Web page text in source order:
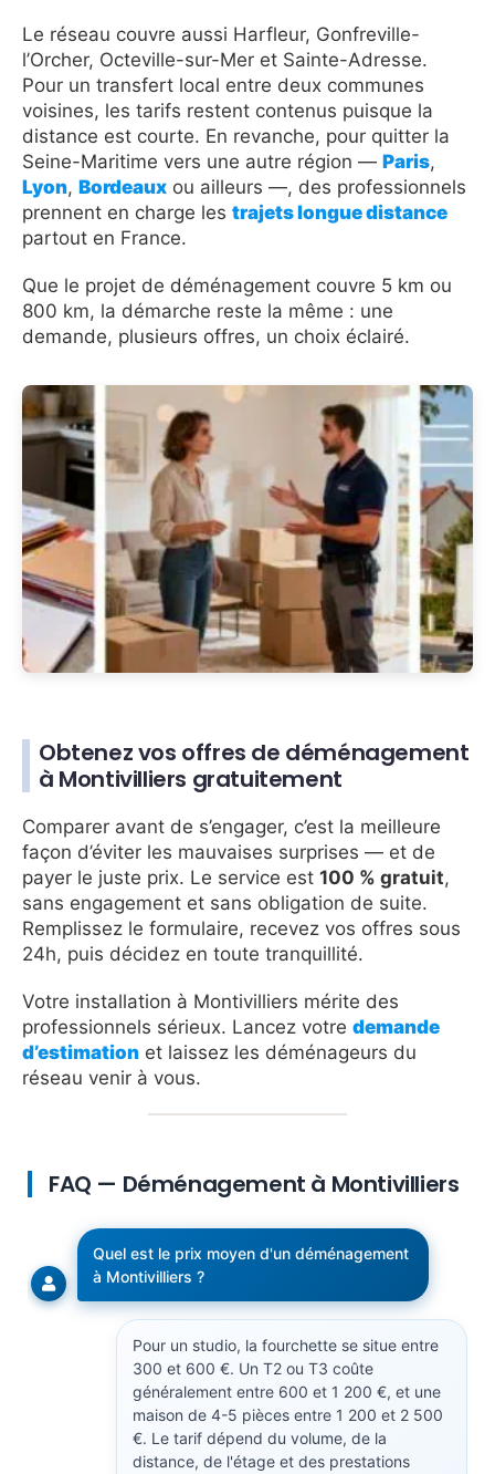
Le réseau couvre aussi Harfleur, Gonfreville-
l’Orcher, Octeville-sur-Mer et Sainte-Adresse.
Pour un transfert local entre deux communes
voisines, les tarifs restent contenus puisque la
distance est courte. En revanche, pour quitter la
Seine-Maritime vers une autre région — Paris,
Lyon, Bordeaux ou ailleurs —, des professionnels
prennent en charge les trajets longue distance
partout en France.
Que le projet de déménagement couvre 5 km ou
800 km, la démarche reste la même : une
demande, plusieurs offres, un choix éclairé.
Obtenez vos offres de déménagement
à Montivilliers gratuitement
Comparer avant de s’engager, c’est la meilleure
façon d’éviter les mauvaises surprises — et de
payer le juste prix. Le service est 100 % gratuit,
sans engagement et sans obligation de suite.
Remplissez le formulaire, recevez vos offres sous
24h, puis décidez en toute tranquillité.
Votre installation à Montivilliers mérite des
professionnels sérieux. Lancez votre demande
d’estimation et laissez les déménageurs du
réseau venir à vous.
FAQ — Déménagement à Montivilliers
Quel est le prix moyen d'un déménagement
à Montivilliers ?
Pour un studio, la fourchette se situe entre
300 et 600 €. Un T2 ou T3 coûte
généralement entre 600 et 1 200 €, et une
maison de 4-5 pièces entre 1 200 et 2 500
€. Le tarif dépend du volume, de la
distance, de l'étage et des prestations